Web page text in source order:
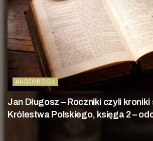
AUDIOBOOK
Jan Długosz – Roczniki czyli kroniki
Królestwa Polskiego, księga 2 –